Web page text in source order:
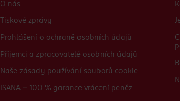
O nás
Tiskové zprávy
Prohlášení o ochraně osobních údajů
Příjemci a zpracovatelé osobních údajů
Naše zásady používání souborů cookie
ISANA - 100 % garance vrácení peněz